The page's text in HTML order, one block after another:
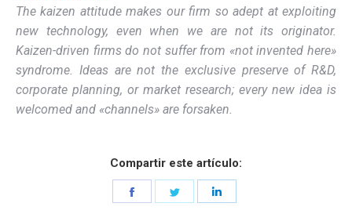
The kaizen attitude makes our firm so adept at exploiting
new technology, even when we are not its originator.
Kaizen-driven firms do not suffer from «not invented here»
syndrome. Ideas are not the exclusive preserve of R&D,
corporate planning, or market research; every new idea is
welcomed and «channels» are forsaken.
Compartir este artículo:
Share